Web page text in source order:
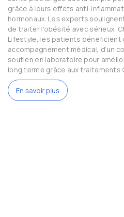
grâce à leurs effets anti-
hormonaux. Les experts
de traiter l'obésité avec sérieux.
Lifestyle, les patients bénéficient
accompagnement médical, d'un
soutien en laboratoire pour
long terme grâce aux traitements
En savoir plus